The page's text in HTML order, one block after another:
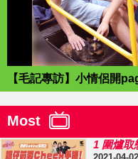
【毛記專訪】小情侶開
Most
1 圍爐取